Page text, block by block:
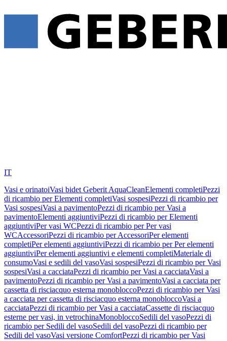
IT
Vasi e orinatoiVasi bidet Geberit AquaCleanElementi completiPezzi
di ricambio per Elementi completiVasi sospesiPezzi di ricambio per
Vasi sospesiVasi a pavimentoPezzi di ricambio per Vasi a
pavimentoElementi aggiuntiviPezzi di ricambio per Elementi
aggiuntiviPer vasi WCPezzi di ricambio per Per vasi
WCAccessoriPezzi di ricambio per AccessoriPer elementi
completiPer elementi aggiuntiviPezzi di ricambio per Per elementi
aggiuntiviPer elementi aggiuntivi e elementi completiMateriale di
consumoVasi e sedili del vasoVasi sospesiPezzi di ricambio per Vasi
sospesiVasi a cacciataPezzi di ricambio per Vasi a cacciataVasi a
pavimentoPezzi di ricambio per Vasi a pavimentoVasi a cacciata per
cassetta di risciacquo esterna monobloccoPezzi di ricambio per Vasi
a cacciata per cassetta di risciacquo esterna monobloccoVasi a
cacciataPezzi di ricambio per Vasi a cacciataCassette di risciacquo
esterne per vasi, in vetrochinaMonobloccoSedili del vasoPezzi di
ricambio per Sedili del vasoSedili del vasoPezzi di ricambio per
Sedili del vasoVasi versione ComfortPezzi di ricambio per Vasi